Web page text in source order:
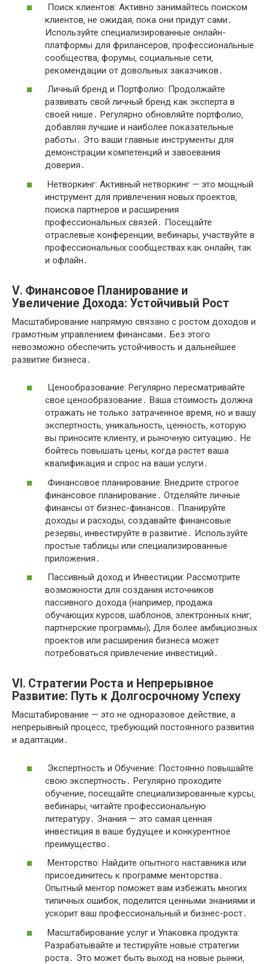
Поиск клиентов: Активно занимайтесь поиском
клиентов‚ не ожидая‚ пока они придут сами․
Используйте специализированные онлайн-
платформы для фрилансеров‚ профессиональные
сообщества‚ форумы‚ социальные сети‚
рекомендации от довольных заказчиков․
Личный бренд и Портфолио: Продолжайте
развивать свой личный бренд как эксперта в
своей нише․ Регулярно обновляйте портфолио‚
добавляя лучшие и наиболее показательные
работы․ Это ваши главные инструменты для
демонстрации компетенций и завоевания
доверия․
Нетворкинг: Активный нетворкинг — это мощный
инструмент для привлечения новых проектов‚
поиска партнеров и расширения
профессиональных связей․ Посещайте
отраслевые конференции‚ вебинары‚ участвуйте в
профессиональных сообществах как онлайн‚ так
и офлайн․
V․ Финансовое Планирование и
Увеличение Дохода: Устойчивый Рост
Масштабирование напрямую связано с ростом доходов и
грамотным управлением финансами․ Без этого
невозможно обеспечить устойчивость и дальнейшее
развитие бизнеса․
Ценообразование: Регулярно пересматривайте
свое ценообразование․ Ваша стоимость должна
отражать не только затраченное время‚ но и вашу
экспертность‚ уникальность‚ ценность‚ которую
вы приносите клиенту‚ и рыночную ситуацию․ Не
бойтесь повышать цены‚ когда растет ваша
квалификация и спрос на ваши услуги․
Финансовое планирование: Внедрите строгое
финансовое планирование․ Отделяйте личные
финансы от бизнес-финансов․ Планируйте
доходы и расходы‚ создавайте финансовые
резервы‚ инвестируйте в развитие․ Используйте
простые таблицы или специализированные
приложения․
Пассивный доход и Инвестиции: Рассмотрите
возможности для создания источников
пассивного дохода (например‚ продажа
обучающих курсов‚ шаблонов‚ электронных книг‚
партнерские программы); Для более амбициозных
проектов или расширения бизнеса может
потребоваться привлечение инвестиций․
VI․ Стратегии Роста и Непрерывное
Развитие: Путь к Долгосрочному Успеху
Масштабирование — это не одноразовое действие‚ а
непрерывный процесс‚ требующий постоянного развития
и адаптации․
Экспертность и Обучение: Постоянно повышайте
свою экспертность․ Регулярно проходите
обучение‚ посещайте специализированные курсы‚
вебинары‚ читайте профессиональную
литературу․ Знания — это самая ценная
инвестиция в ваше будущее и конкурентное
преимущество․
Менторство: Найдите опытного наставника или
присоединитесь к программе менторства․
Опытный ментор поможет вам избежать многих
типичных ошибок‚ поделится ценными знаниями и
ускорит ваш профессиональный и бизнес-рост․
Масштабирование услуг и Упаковка продукта:
Разрабатывайте и тестируйте новые стратегии
роста․ Это может быть выход на новые рынки‚